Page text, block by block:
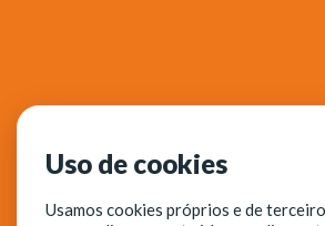
Uso de cookies
Usamos cookies próprios e de